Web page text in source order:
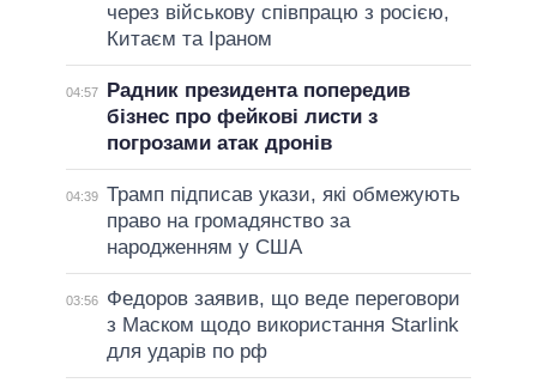
через військову співпрацю з росією,
Китаєм та Іраном
04:57
Радник президента попередив
бізнес про фейкові листи з
погрозами атак дронів
04:39 Трамп підписав укази, які обмежують
право на громадянство за
народженням у США
03:56
Федоров заявив, що веде переговори
з Маском щодо використання Starlink
для ударів по рф